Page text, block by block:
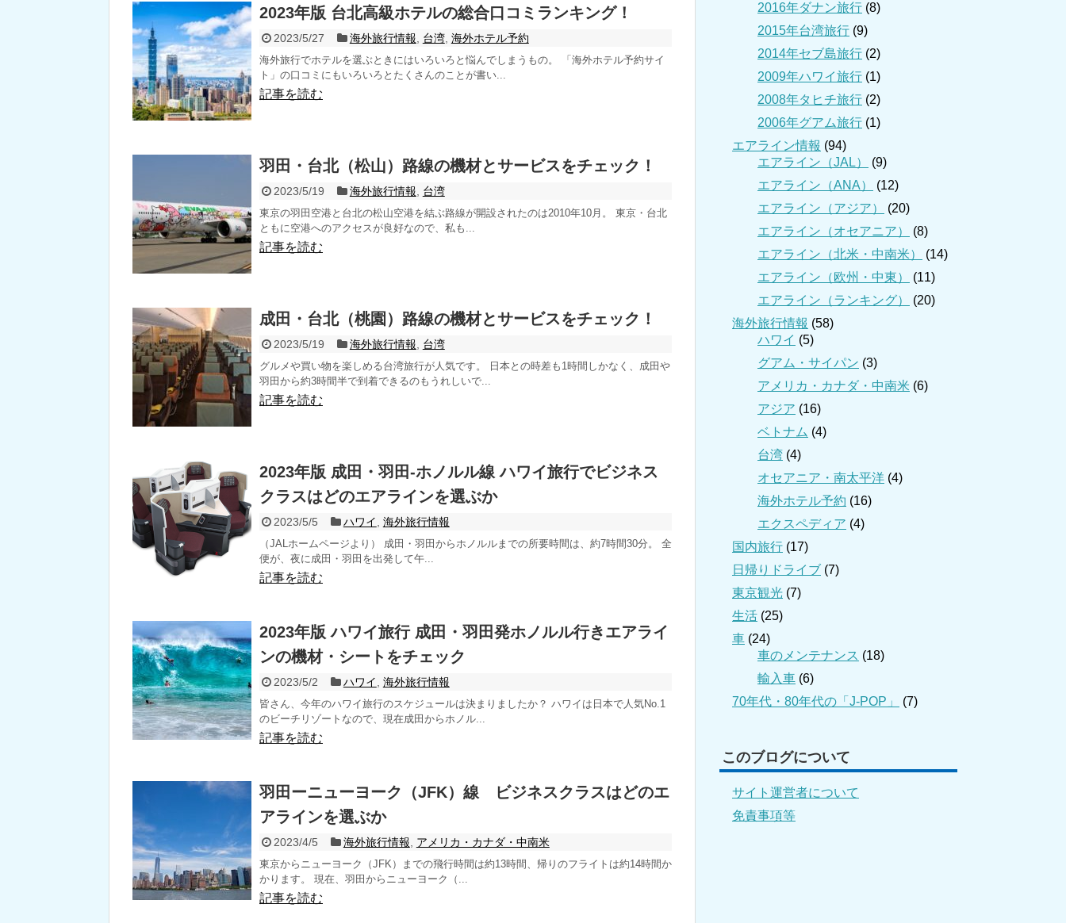
2023年版 台北高級ホテルの総合口コミランキング！
2023/5/27 海外旅行情報 台湾, 海外ホテル予約
海外旅行でホテルを選ぶときにはいろいろと悩んでしまうもの。 「海外ホテル予約サイ
ト」の口コミにもいろいろとたくさんのことが書い...
記事を読む
羽田・台北（松山）路線の機材とサービスをチェック！
2023/5/19 海外旅行情報 台湾
東京の羽田空港と台北の松山空港を結ぶ路線が開設されたのは2010年10月。 東京・台北
ともに空港へのアクセスが良好なので、私も...
記事を読む
成田・台北（桃園）路線の機材とサービスをチェック！
2023/5/19 海外旅行情報 台湾
グルメや買い物を楽しめる台湾旅行が人気です。 日本との時差も1時間しかなく、成田や
羽田から約3時間半で到着できるのもうれしいで...
記事を読む
2023年版 成田・羽田-ホノルル線 ハワイ旅行でビジネス
クラスはどのエアラインを選ぶか
2023/5/5 ハワイ 海外旅行情報
（JALホームページより） 成田・羽田からホノルルまでの所要時間は、約7時間30分。 全
便が、夜に成田・羽田を出発して午...
記事を読む
2023年版 ハワイ旅行 成田・羽田発ホノルル行きエアライ
ンの機材・シートをチェック
2023/5/2 ハワイ 海外旅行情報
皆さん、今年のハワイ旅行のスケジュールは決まりましたか？ ハワイは日本で人気No.1
のビーチリゾートなので、現在成田からホノル...
記事を読む
羽田ーニューヨーク（JFK）線 ビジネスクラスはどのエ
アラインを選ぶか
2023/4/5 海外旅行情報 アメリカ・カナダ・中南米
東京からニューヨーク（JFK）までの飛行時間は約13時間、帰りのフライトは約14時間か
かります。 現在、羽田からニューヨーク（...
記事を読む
2016年ダナン旅行 (8)
2015年台湾旅行 (9)
2014年セブ島旅行 (2)
2009年ハワイ旅行 (1)
2008年タヒチ旅行 (2)
2006年グアム旅行 (1)
エアライン情報 (94)
エアライン（JAL）
(9)
エアライン（ANA）
(12)
エアライン（アジア）
(20)
エアライン（オセアニア）
(8)
エアライン（北米・中南米）
(14)
エアライン（欧州・中東）
(11)
エアライン（ランキング）
(20)
海外旅行情報 (58)
ハワイ (5)
グアム・サイパン (3)
アメリカ・カナダ・中南米 (6)
アジア (16)
ベトナム (4)
台湾 (4)
オセアニア・南太平洋 (4)
海外ホテル予約 (16)
エクスペディア (4)
国内旅行 (17)
日帰りドライブ (7)
東京観光 (7)
生活 (25)
車 (24)
車のメンテナンス (18)
輸入車 (6)
70年代・80年代の「J-POP」
(7)
このブログについて
サイト運営者について
免責事項等